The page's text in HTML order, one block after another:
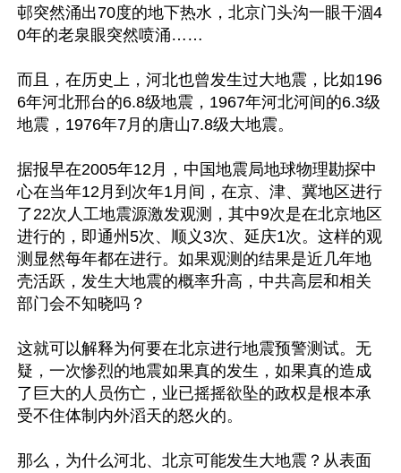
邨突然涌出70度的地下热水，北京门头沟一眼干涸4
0年的老泉眼突然喷涌……
而且，在历史上，河北也曾发生过大地震，比如196
6年河北邢台的6.8级地震，1967年河北河间的6.3级
地震，1976年7月的唐山7.8级大地震。
据报早在2005年12月，中国地震局地球物理勘探中
心在当年12月到次年1月间，在京、津、冀地区进行
了22次人工地震源激发观测，其中9次是在北京地区
进行的，即通州5次、顺义3次、延庆1次。这样的观
测显然每年都在进行。如果观测的结果是近几年地
壳活跃，发生大地震的概率升高，中共高层和相关
部门会不知晓吗？
这就可以解释为何要在北京进行地震预警测试。无
疑，一次惨烈的地震如果真的发生，如果真的造成
了巨大的人员伤亡，业已摇摇欲坠的政权是根本承
受不住体制内外滔天的怒火的。
那么，为什么河北、北京可能发生大地震？从表面